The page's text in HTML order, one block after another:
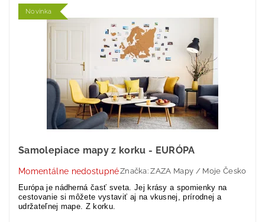
Novinka
Samolepiace mapy z korku - EURÓPA
Momentálne nedostupnéZnačka:ZAZA Mapy / Moje Česko
Európa je nádherná časť sveta. Jej krásy a spomienky na
cestovanie si môžete vystaviť aj na vkusnej, prírodnej a
udržateľnej mape. Z korku.